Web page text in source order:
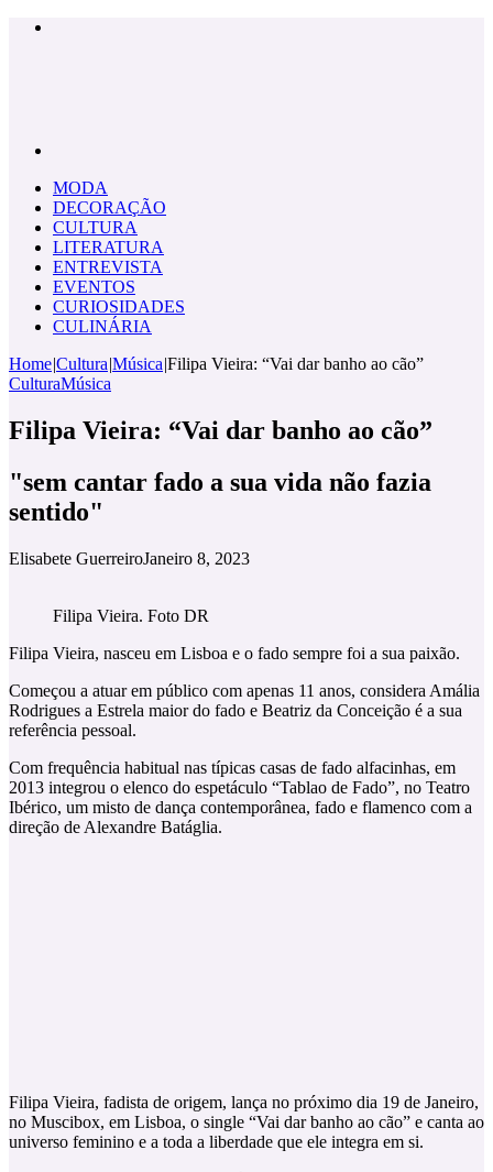
MODA
DECORAÇÃO
CULTURA
LITERATURA
ENTREVISTA
EVENTOS
CURIOSIDADES
CULINÁRIA
Home|Cultura|Música|Filipa Vieira: “Vai dar banho ao cão”
CulturaMúsica
Filipa Vieira: “Vai dar banho ao cão”
"sem cantar fado a sua vida não fazia
sentido"
Elisabete GuerreiroJaneiro 8, 2023
Filipa Vieira. Foto DR
Filipa Vieira, nasceu em Lisboa e o fado sempre foi a sua paixão.
Começou a atuar em público com apenas 11 anos, considera Amália
Rodrigues a Estrela maior do fado e Beatriz da Conceição é a sua
referência pessoal.
Com frequência habitual nas típicas casas de fado alfacinhas, em
2013 integrou o elenco do espetáculo “Tablao de Fado”, no Teatro
Ibérico, um misto de dança contemporânea, fado e flamenco com a
direção de Alexandre Batáglia.
Filipa Vieira, fadista de origem, lança no próximo dia 19 de Janeiro,
no Muscibox, em Lisboa, o single “Vai dar banho ao cão” e canta ao
universo feminino e a toda a liberdade que ele integra em si.